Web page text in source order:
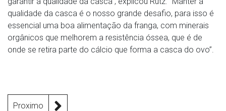
qualidade da casca é o nosso grande desafio, para isso é
essencial uma boa alimentação da franga, com minerais
orgânicos que melhorem a resistência óssea, que é de
onde se retira parte do cálcio que forma a casca do ovo”.
Proximo